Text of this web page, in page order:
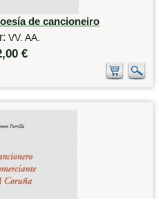
de cancioneiro
VV. AA.
€